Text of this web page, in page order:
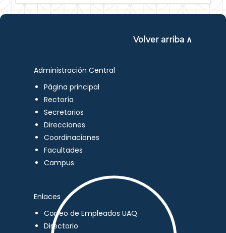
Volver arriba ∧
Administración Central
Página principal
Rectoría
Secretarios
Direcciones
Coordinaciones
Facultades
Campus
Enlaces
Correo de Empleados UAQ
Directorio